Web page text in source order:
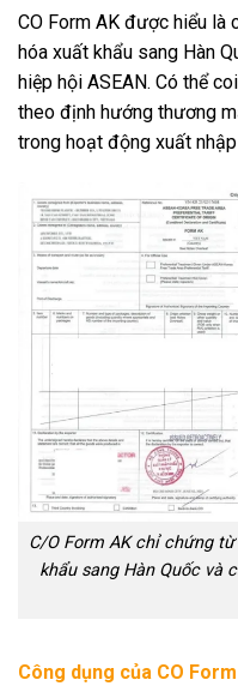
CO Form AK được hiểu là
hóa xuất khẩu sang Hàn
hiệp hội ASEAN. Có thể
theo định hướng thương
trong hoạt động xuất nhập
C/O Form AK chỉ chứng
khẩu sang Hàn Quốc và
Công dụng của CO